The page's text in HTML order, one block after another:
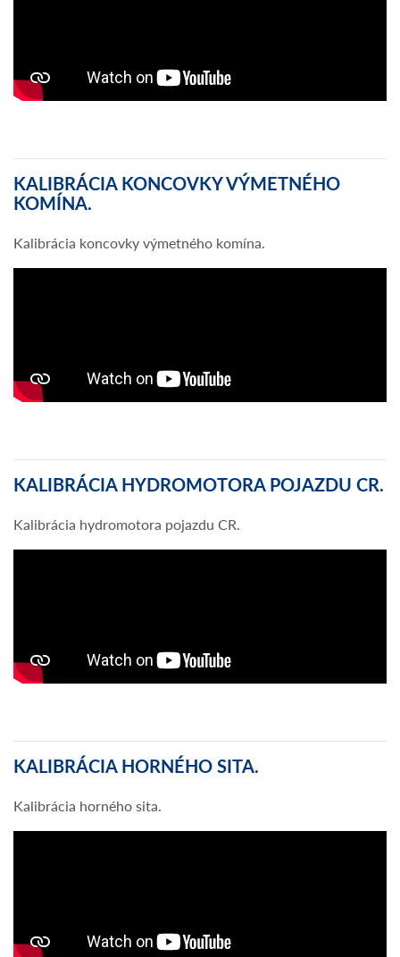
KALIBRÁCIA KONCOVKY VÝMETNÉHO
KOMÍNA.
Kalibrácia koncovky výmetného komína.
KALIBRÁCIA HYDROMOTORA POJAZDU CR.
Kalibrácia hydromotora pojazdu CR.
KALIBRÁCIA HORNÉHO SITA.
Kalibrácia horného sita.